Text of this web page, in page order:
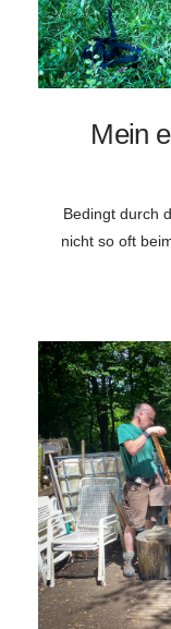
Mein
Bedingt durch
nicht so oft